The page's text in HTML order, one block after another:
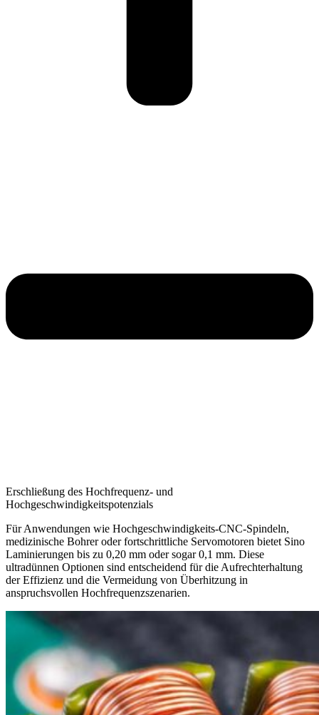
Erschließung des Hochfrequenz- und
Hochgeschwindigkeitspotenzials
Für Anwendungen wie Hochgeschwindigkeits-CNC-Spindeln,
medizinische Bohrer oder fortschrittliche Servomotoren bietet Sino
Laminierungen bis zu 0,20 mm oder sogar 0,1 mm. Diese
ultradünnen Optionen sind entscheidend für die Aufrechterhaltung
der Effizienz und die Vermeidung von Überhitzung in
anspruchsvollen Hochfrequenzszenarien.